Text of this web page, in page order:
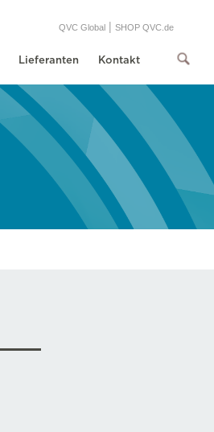
Lieferanten Kontakt
QVC Global | SHOP QVC.de